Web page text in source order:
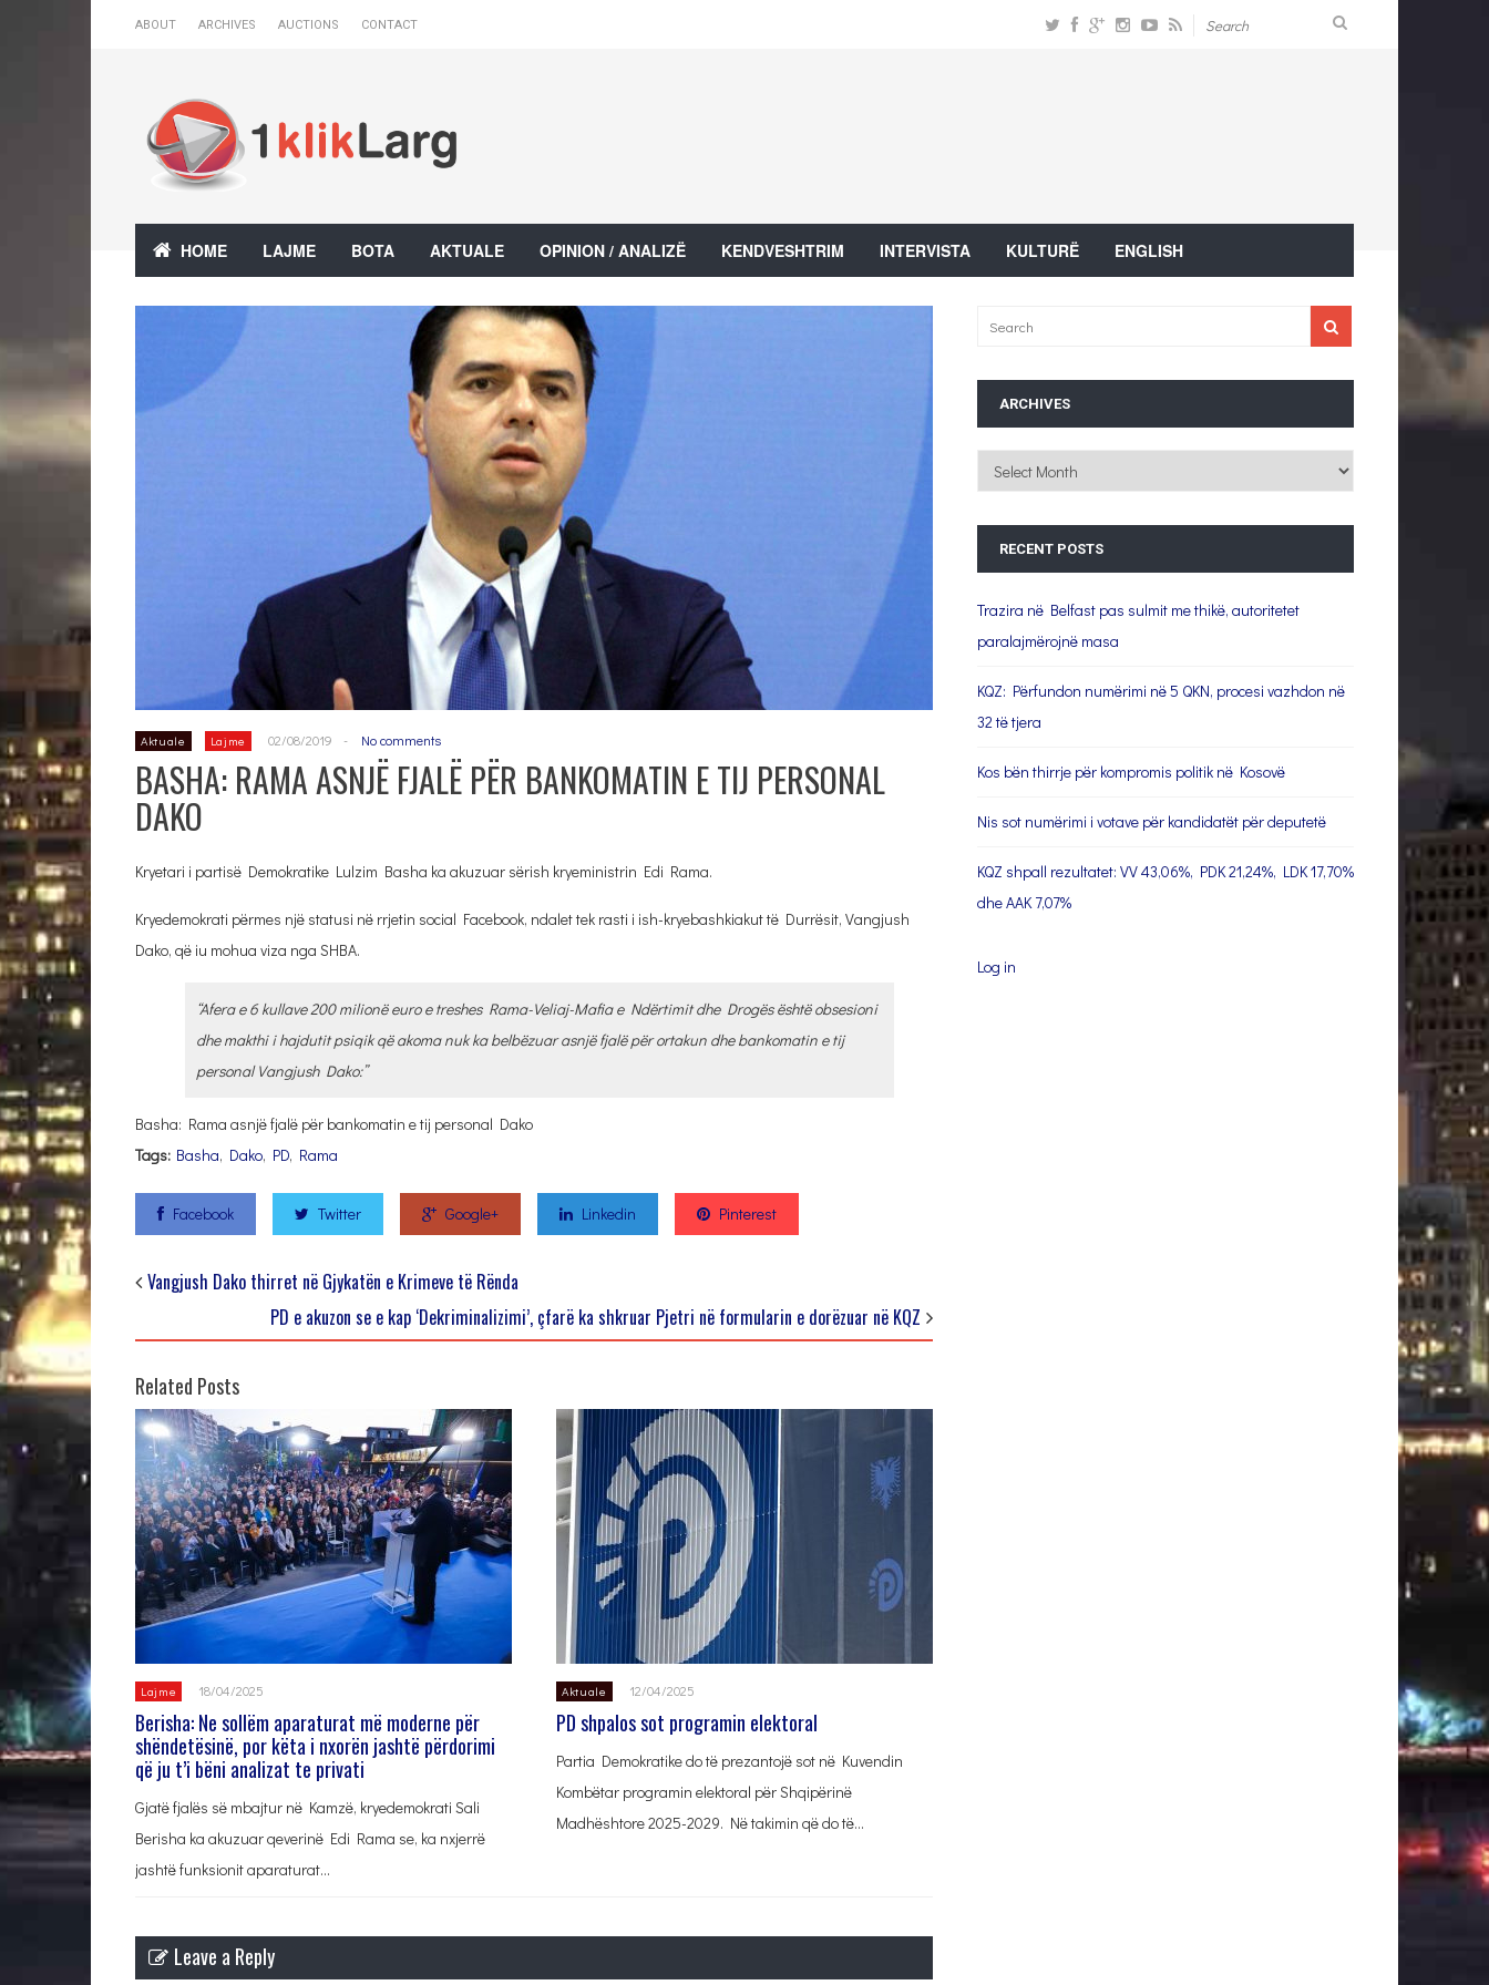
ABOUT ARCHIVES AUCTIONS CONTACT
HOME LAJME BOTA AKTUALE OPINION / ANALIZË KENDVESHTRIM INTERVISTA KULTURË ENGLISH
Aktuale Lajme 02/08/2019 - No comments
BASHA: RAMA ASNJË FJALË PËR BANKOMATIN E TIJ PERSONAL
DAKO
Kryetari i partisë Demokratike Lulzim Basha ka akuzuar sërish kryeministrin Edi Rama.
Kryedemokrati përmes një statusi në rrjetin social Facebook, ndalet tek rasti i ish-kryebashkiakut të Durrësit, Vangjush
Dako, që iu mohua viza nga SHBA.
“Afera e 6 kullave 200 milionë euro e treshes Rama-Veliaj-Mafia e Ndërtimit dhe Drogës është obsesioni
dhe makthi i hajdutit psiqik që akoma nuk ka belbëzuar asnjë fjalë për ortakun dhe bankomatin e tij
personal Vangjush Dako:”
Basha: Rama asnjë fjalë për bankomatin e tij personal Dako
Tags: Basha, Dako, PD, Rama
Facebook Twitter Google+ Linkedin Pinterest
Vangjush Dako thirret në Gjykatën e Krimeve të Rënda
PD e akuzon se e kap ‘Dekriminalizimi’, çfarë ka shkruar Pjetri në formularin e dorëzuar në KQZ
Related Posts
Lajme 18/04/2025
Berisha: Ne sollëm aparaturat më moderne për
shëndetësinë, por këta i nxorën jashtë përdorimi
që ju t’i bëni analizat te privati
Gjatë fjalës së mbajtur në Kamzë, kryedemokrati Sali
Berisha ka akuzuar qeverinë Edi Rama se, ka nxjerrë
jashtë funksionit aparaturat…
Aktuale 12/04/2025
PD shpalos sot programin elektoral
Partia Demokratike do të prezantojë sot në Kuvendin
Kombëtar programin elektoral për Shqipërinë
Madhështore 2025-2029. Në takimin që do të…
Leave a Reply
ARCHIVES
Archives
RECENT POSTS
Trazira në Belfast pas sulmit me thikë, autoritetet
paralajmërojnë masa
KQZ: Përfundon numërimi në 5 QKN, procesi vazhdon në
32 të tjera
Kos bën thirrje për kompromis politik në Kosovë
Nis sot numërimi i votave për kandidatët për deputetë
KQZ shpall rezultatet: VV 43,06%, PDK 21,24%, LDK 17,70%
dhe AAK 7,07%
Log in